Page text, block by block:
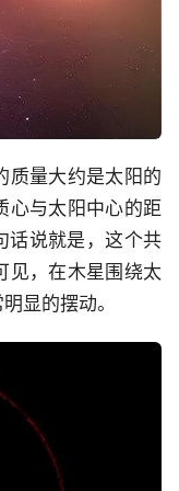
质量大约是太阳的
心与太阳中心的距
话说就是，这个共
见，在木星围绕太
显的摆动。